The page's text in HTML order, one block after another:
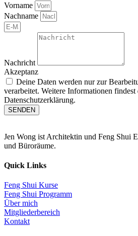
Vorname
Nachname
Nachricht
Akzeptanz
Deine Daten werden nur zur
verarbeitet. Weitere Informationen findest
Datenschutzerklärung.
SENDEN
Jen Wong ist Architektin und Feng Shui
und Büroräume.
Quick Links
Feng Shui Kurse
Feng Shui Programm
Über mich
Mitgliederbereich
Kontakt